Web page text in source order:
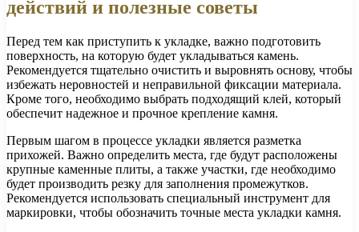
действий и полезные советы
Перед тем как приступить к укладке, важно подготовить
поверхность, на которую будет укладываться камень.
Рекомендуется тщательно очистить и выровнять основу, чтобы
избежать неровностей и неправильной фиксации материала.
Кроме того, необходимо выбрать подходящий клей, который
обеспечит надежное и прочное крепление камня.
Первым шагом в процессе укладки является разметка
прихожей. Важно определить места, где будут расположены
крупные каменные плиты, а также участки, где необходимо
будет производить резку для заполнения промежутков.
Рекомендуется использовать специальный инструмент для
маркировки, чтобы обозначить точные места укладки камня.